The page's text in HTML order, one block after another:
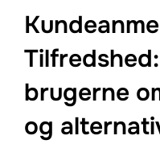
brugerne
og